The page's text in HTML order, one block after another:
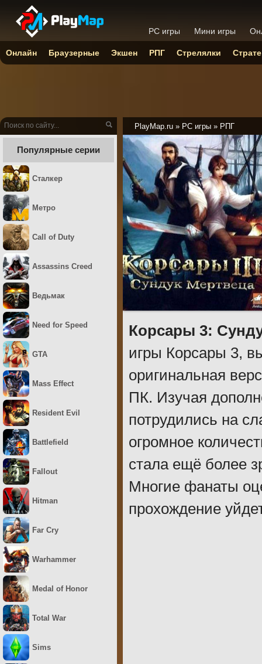
PlayMap.ru » PC игры » РПГ
Корсары 3:
игры Корсары 3,
оригинальная
ПК. Изучая
потрудились на
огромное
стала ещё более
Многие фанаты
прохождение
Популярные серии
Сталкер
Метро
Call of Duty
Assassins Creed
Ведьмак
Need for Speed
GTA
Mass Effect
Resident Evil
Battlefield
Fallout
Hitman
Far Cry
Warhammer
Medal of Honor
Total War
Sims
PC игры Мини игры
Онлайн Браузерные Экшен РПГ Стрелялки